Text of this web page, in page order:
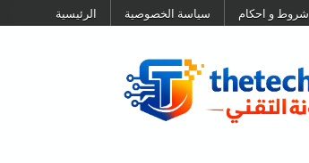
الرئيسية سياسة الخصوصية شروط و احكام